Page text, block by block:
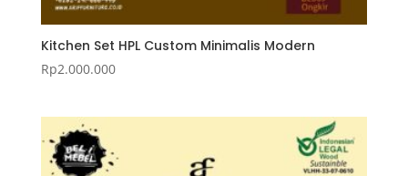
Kitchen Set HPL Custom Minimalis Modern
Rp2.000.000